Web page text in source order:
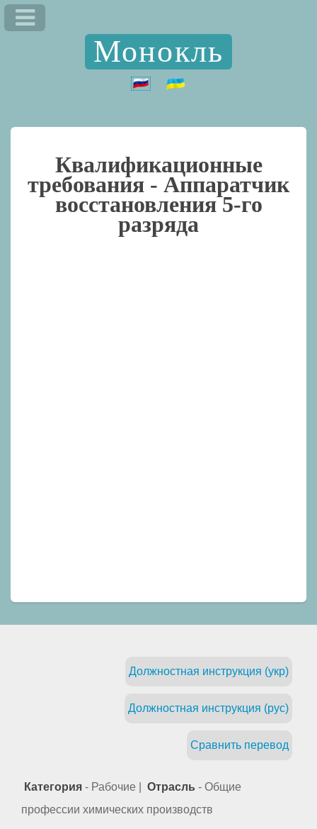
Монокль
Квалификационные
требования - Аппаратчик
восстановления 5-го
разряда
Должностная инструкция (укр)
Должностная инструкция (рус)
Сравнить перевод
Категория - Рабочие | Отрасль - Общие
профессии химических производств